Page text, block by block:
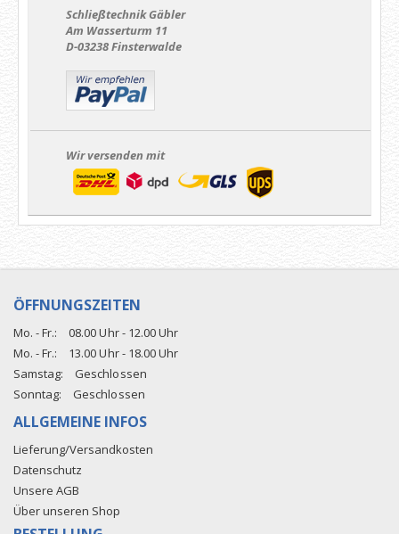
Schließtechnik Gäbler
Am Wasserturm 11
D-03238 Finsterwalde
Wir versenden mit
ÖFFNUNGSZEITEN
Mo. - Fr.:
08.00 Uhr - 12.00 Uhr
Mo. - Fr.:
13.00 Uhr - 18.00 Uhr
Samstag:
Geschlossen
Sonntag:
Geschlossen
ALLGEMEINE INFOS
Lieferung/Versandkosten
Datenschutz
Unsere AGB
Über unseren Shop